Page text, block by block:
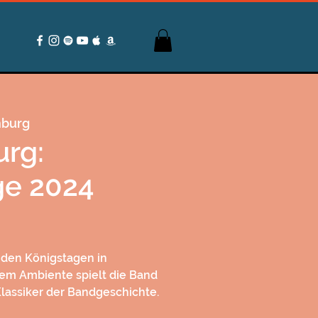
2024
Königstagen in
Ambiente spielt die Band
der Bandgeschichte.